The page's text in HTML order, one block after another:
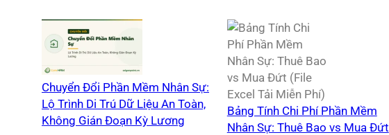
Chuyển Đổi Phần Mềm Nhân Sự:
Lộ Trình Di Trú Dữ Liệu An Toàn,
Không Gián Đoạn Kỳ Lương
Bảng Tính Chi Phí Phần Mềm
Nhân Sự: Thuê Bao vs Mua Đứt